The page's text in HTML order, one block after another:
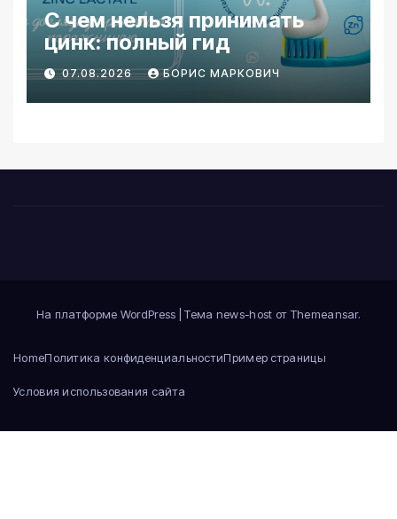
С чем нельзя принимать
цинк: полный гид
07.08.2026 БОРИС МАРКОВИЧ
На платформе WordPress |Тема news-host от Themeansar.
HomeПолитика конфиденциальностиПример страницы
Условия использования сайта